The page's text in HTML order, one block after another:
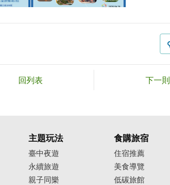
回列表 下一則
主題玩法
臺中夜遊
永續旅遊
親子同樂
食購旅宿
住宿推薦
美食導覽
低碳旅館